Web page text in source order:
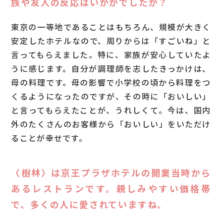
東京の一等地であることはもちろん、規模が大きく
安定したホテルなので、周りからは「すごいね」と
言ってもらえました。特に、家族が安心していたよ
うに感じます。自分が調理師を志したきっかけは、
母の料理です。母の影響で小学校の頃から料理をつ
くるようになったのですが、その時に「おいしい」
と言ってもらえたことが、うれしくて。今は、国内
外のたくさんのお客様から「おいしい」をいただけ
ることが幸せです。
〈樹林〉は京王プラザホテルの開業当時から
あるレストランです。親しみやすい価格帯
で、多くの人に愛されていますね。